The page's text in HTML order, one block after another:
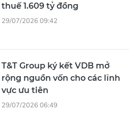
thuế 1.609 tỷ đồng
29/07/2026 09:42
T&T Group ký kết VDB mở
rộng nguồn vốn cho các lĩnh
vực ưu tiên
29/07/2026 06:49